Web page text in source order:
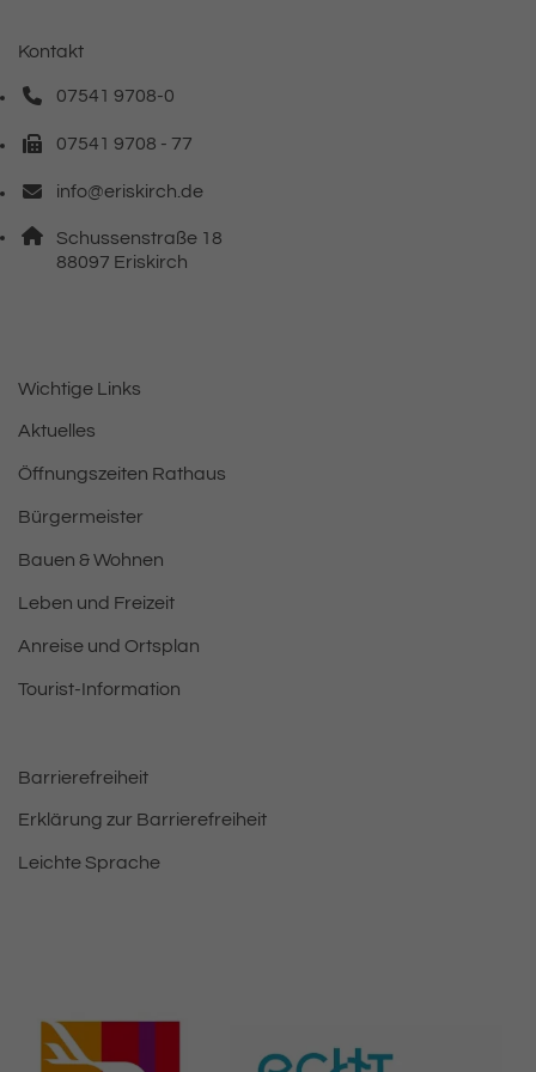
Kontakt
07541 9708-0
Telefonnummer: 0 7 5 4 1 9 7 0 8 0
07541 9708 - 77
Faxnummer: 0 7 5 4 1 9 7 0 8 7 7
info@eriskirch.de
E-Mail Adresse: info@eriskirch.de
Adresse:
Schussenstraße 18
88097 , 8 8 0 9 7
Eriskirch
Wichtige Links
Aktuelles
Öffnungszeiten Rathaus
Bürgermeister
Bauen & Wohnen
Leben und Freizeit
Anreise und Ortsplan
Tourist-Information
Barrierefreiheit
Erklärung zur Barrierefreiheit
Leichte Sprache